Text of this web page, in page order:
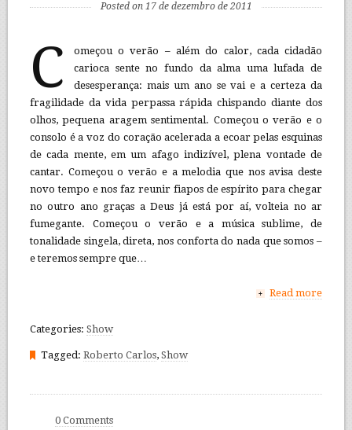
Posted on 17 de dezembro de 2011
C
omeçou o verão – além do calor, cada cidadão
carioca sente no fundo da alma uma lufada de
desesperança: mais um ano se vai e a certeza da
fragilidade da vida perpassa rápida chispando diante dos
olhos, pequena aragem sentimental. Começou o verão e o
consolo é a voz do coração acelerada a ecoar pelas esquinas
de cada mente, em um afago indizível, plena vontade de
cantar. Começou o verão e a melodia que nos avisa deste
novo tempo e nos faz reunir fiapos de espírito para chegar
no outro ano graças a Deus já está por aí, volteia no ar
fumegante. Começou o verão e a música sublime, de
tonalidade singela, direta, nos conforta do nada que somos –
e teremos sempre que…
+ Read more
Categories: Show
Tagged: Roberto Carlos, Show
0 Comments